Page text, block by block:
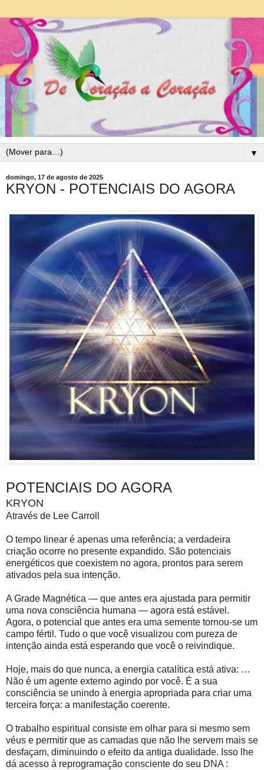
▼
domingo, 17 de agosto de 2025
KRYON - POTENCIAIS DO AGORA
POTENCIAIS DO AGORA
KRYON
Através de Lee Carroll
O tempo linear é apenas uma referência; a verdadeira
criação ocorre no presente expandido. São potenciais
energéticos que coexistem no agora, prontos para serem
ativados pela sua intenção.
A Grade Magnética — que antes era ajustada para permitir
uma nova consciência humana — agora está estável.
Agora, o potencial que antes era uma semente tornou-se um
campo fértil. Tudo o que você visualizou com pureza de
intenção ainda está esperando que você o reivindique.
Hoje, mais do que nunca, a energia catalítica está ativa: …
Não é um agente externo agindo por você. É a sua
consciência se unindo à energia apropriada para criar uma
terceira força: a manifestação coerente.
O trabalho espiritual consiste em olhar para si mesmo sem
véus e permitir que as camadas que não lhe servem mais se
desfaçam, diminuindo o efeito da antiga dualidade. Isso lhe
dá acesso à reprogramação consciente do seu DNA :